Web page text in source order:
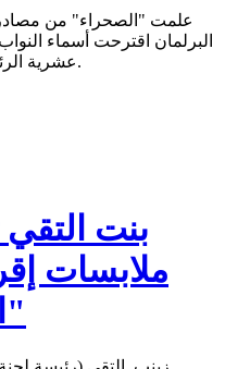
علمت "الصحراء" من مصادر
البرلمان اقترحت أسماء
عشرية الرئيس السابق محمد ولد عبد العزيز.
بنت
ملابسات
البرلمانية "فيديو"